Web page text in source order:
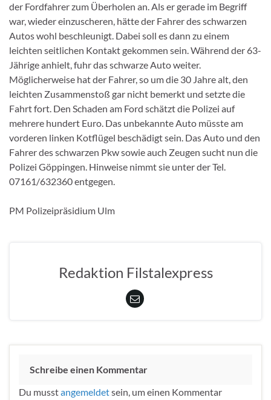
der Fordfahrer zum Überholen an. Als er gerade im Begriff
war, wieder einzuscheren, hätte der Fahrer des schwarzen
Autos wohl beschleunigt. Dabei soll es dann zu einem
leichten seitlichen Kontakt gekommen sein. Während der 63-
Jährige anhielt, fuhr das schwarze Auto weiter.
Möglicherweise hat der Fahrer, so um die 30 Jahre alt, den
leichten Zusammenstoß gar nicht bemerkt und setzte die
Fahrt fort. Den Schaden am Ford schätzt die Polizei auf
mehrere hundert Euro. Das unbekannte Auto müsste am
vorderen linken Kotflügel beschädigt sein. Das Auto und den
Fahrer des schwarzen Pkw sowie auch Zeugen sucht nun die
Polizei Göppingen. Hinweise nimmt sie unter der Tel.
07161/632360 entgegen.
PM Polizeipräsidium Ulm
Redaktion Filstalexpress
Schreibe einen Kommentar
Du musstangemeldetsein, um einen Kommentar